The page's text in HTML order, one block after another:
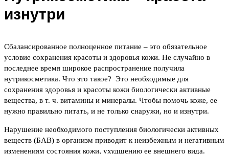
изнутри
Сбалансированное полноценное питание – это обязательное
условие сохранения красоты и здоровья кожи. Не случайно в
последнее время широкое распространение получила
нутрикосметика. Что это такое? Это необходимые для
сохранения здоровья и красоты кожи биологически активные
вещества, в т. ч. витамины и минералы. Чтобы помочь коже, ее
нужно правильно питать, и не только снаружи, но и изнутри.
Нарушение необходимого поступления биологически активных
веществ (БАВ) в организм приводит к неизбежным и негативным
изменениям состояния кожи, ухудшению ее внешнего вида.